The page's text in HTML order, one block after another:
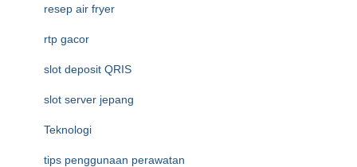
resep air fryer
rtp gacor
slot deposit QRIS
slot server jepang
Teknologi
tips penggunaan perawatan